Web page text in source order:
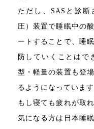
ただし、SASと診断
圧）装置で睡眠中の
ートすることで、睡
防していくことはで
型・軽量の装置も登
るようになっています
もし寝ても疲れが取
気になる方は日本睡